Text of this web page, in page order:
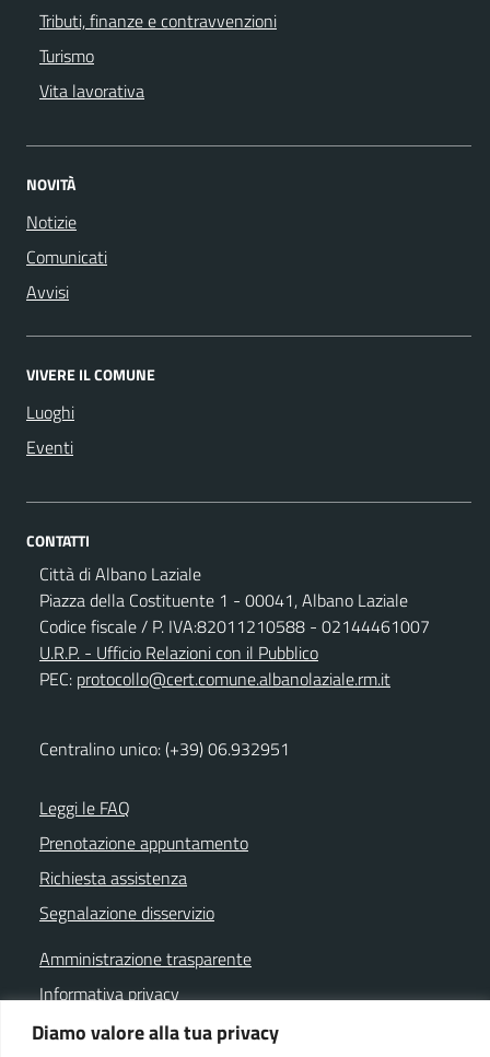
Diamo valore alla tua privacy
Tributi, finanze e contravvenzioni
Turismo
Vita lavorativa
NOVITÀ
Notizie
Comunicati
Avvisi
VIVERE IL COMUNE
Luoghi
Eventi
CONTATTI
Città di Albano Laziale
Piazza della Costituente 1 - 00041, Albano Laziale
Codice fiscale / P. IVA:82011210588 - 02144461007
U.R.P. - Ufficio Relazioni con il Pubblico
PEC: protocollo@cert.comune.albanolaziale.rm.it
Centralino unico: (+39) 06.932951
Leggi le FAQ
Prenotazione appuntamento
Richiesta assistenza
Segnalazione disservizio
Amministrazione trasparente
Informativa privacy
Note legali